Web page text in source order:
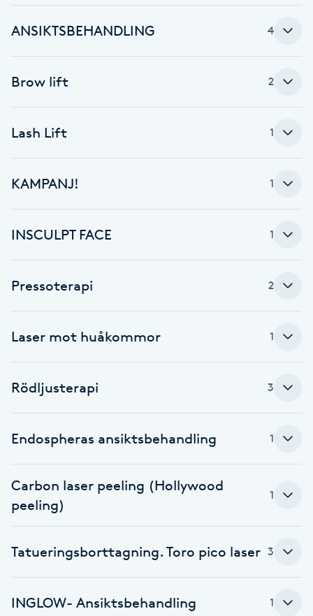
Fotvård
Fransborttagning
Fransförlängning
Fransförlängning Volym
Fransrengöring
Friskvård
Friskvårdsmassage
Funktionsanalys
Färgning
ANSIKTSBEHANDLING 4
Brow lift 2
Lash Lift 1
KAMPANJ! 1
INSCULPT FACE 1
Pressoterapi 2
Laser mot huåkommor 1
Rödljusterapi 3
Endospheras ansiktsbehandling 1
Carbon laser peeling (Hollywood
peeling)
1
Tatueringsborttagning. Toro pico laser 3
INGLOW- Ansiktsbehandling 1